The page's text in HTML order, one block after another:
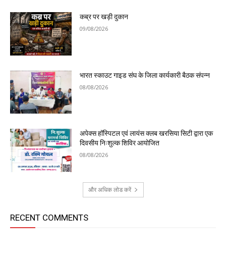
कब्र पर खड़ी दुकान
09/08/2026
भारत स्काउट गाइड संघ के जिला कार्यकारी बैठक संपन्न
08/08/2026
अपेक्स हॉस्पिटल एवं लायंस क्लब खरसिया सिटी द्वारा एक
दिवसीय निःशुल्क शिविर आयोजित
08/08/2026
और अधिक लोड करें
RECENT COMMENTS